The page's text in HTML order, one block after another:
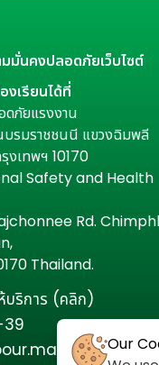
มั่นคงปลอดภัยเว็บไซต์
เรียนได้ที่
ดภัยแรงงาน
บรมราชชนนี แขวงฉิมพลี
งเทพฯ 10170
Safety and Health
Rd.
Thailand.
บริการ (คลิก)
39
Our